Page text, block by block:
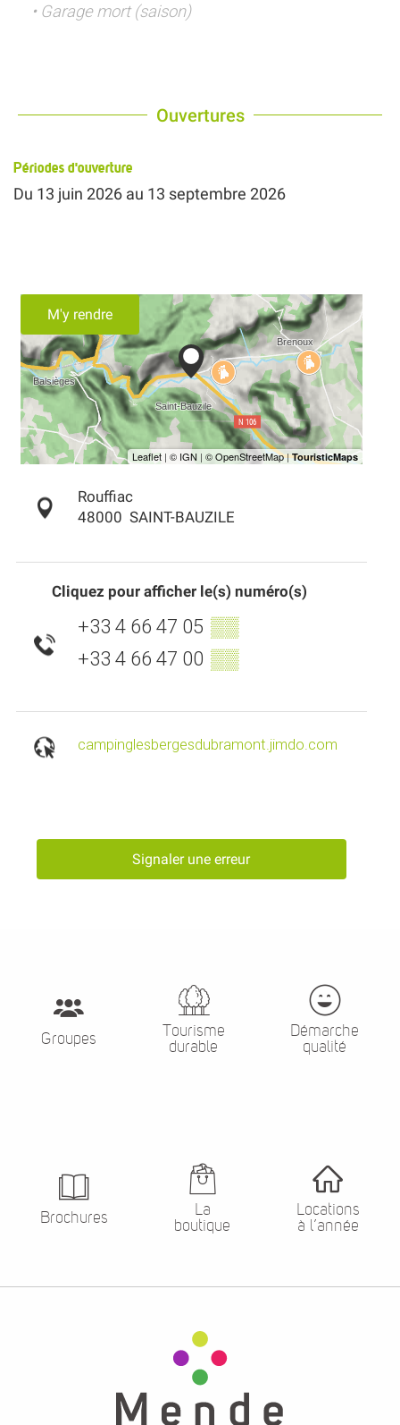
• Garage mort (saison)
Ouvertures
Périodes d'ouverture
Du 13 juin 2026 au 13 septembre 2026
M'y rendre
Rouffiac
48000 SAINT-BAUZILE
Cliquez pour afficher le(s) numéro(s)
+33 4 66 47 05 ▒▒
+33 4 66 47 00 ▒▒
campinglesbergesdubramont.jimdo.com
Signaler une erreur
Groupes
Tourisme
durable
Démarche
qualité
Brochures
La
boutique
Locations
à l’année